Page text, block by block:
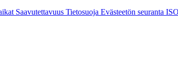
Saavutettavuus Tietosuoja Evästeetön seuranta